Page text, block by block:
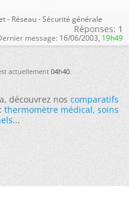
- Réseau - Sécurité générale
Réponses: 1
message: 16/06/2003, 19h49
actuellement04h40.
découvrez noscomparatifs
thermomètre médical,soins
...